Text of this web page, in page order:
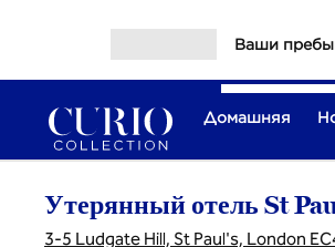
Ваши
Домашняя
Утерянный отель St
3-5 Ludgate Hill, St Paul's, London